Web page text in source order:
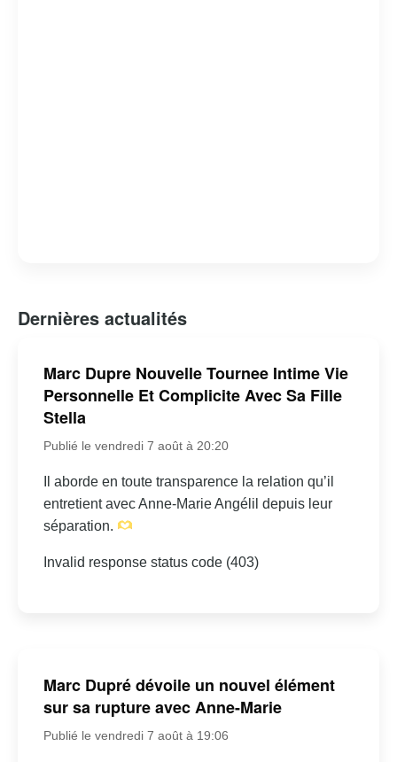
Dernières actualités
Marc Dupre Nouvelle Tournee Intime Vie
Personnelle Et Complicite Avec Sa Fille
Stella
Publié le vendredi 7 août à 20:20
Il aborde en toute transparence la relation qu’il
entretient avec Anne-Marie Angélil depuis leur
séparation.
Invalid response status code (403)
Marc Dupré dévoile un nouvel élément
sur sa rupture avec Anne-Marie
Publié le vendredi 7 août à 19:06